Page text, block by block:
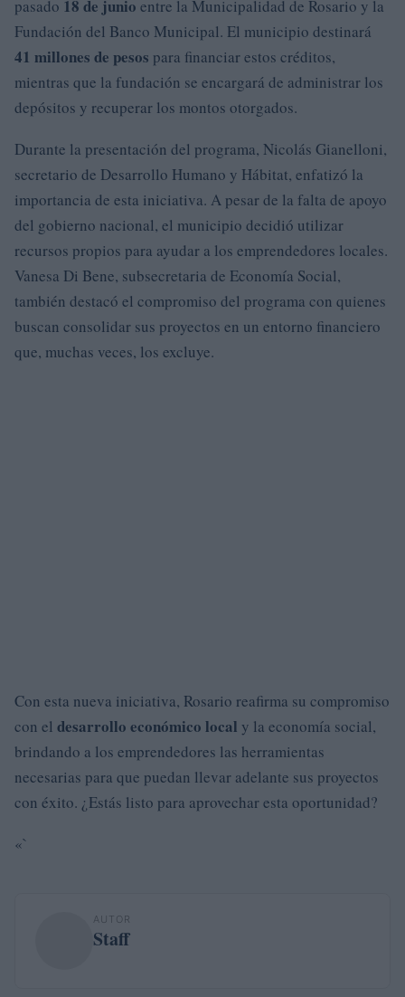
pasado 18 de junio entre la Municipalidad de Rosario y la
Fundación del Banco Municipal. El municipio destinará
41 millones de pesos para financiar estos créditos,
mientras que la fundación se encargará de administrar los
depósitos y recuperar los montos otorgados.
Durante la presentación del programa, Nicolás Gianelloni,
secretario de Desarrollo Humano y Hábitat, enfatizó la
importancia de esta iniciativa. A pesar de la falta de apoyo
del gobierno nacional, el municipio decidió utilizar
recursos propios para ayudar a los emprendedores locales.
Vanesa Di Bene, subsecretaria de Economía Social,
también destacó el compromiso del programa con quienes
buscan consolidar sus proyectos en un entorno financiero
que, muchas veces, los excluye.
Con esta nueva iniciativa, Rosario reafirma su compromiso
con el desarrollo económico local y la economía social,
brindando a los emprendedores las herramientas
necesarias para que puedan llevar adelante sus proyectos
con éxito. ¿Estás listo para aprovechar esta oportunidad?
«`
AUTOR
Staff